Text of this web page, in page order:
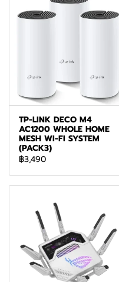
TP-LINK DECO M4
AC1200 WHOLE HOME
MESH WI-FI SYSTEM
(PACK3)
฿3,490